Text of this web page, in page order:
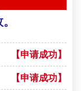
【申请成功】
【申请成功】